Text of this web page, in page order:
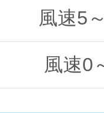
風速5
風速0